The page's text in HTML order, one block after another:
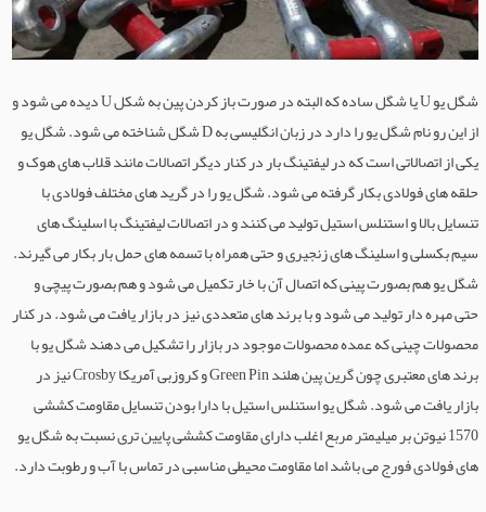
شگل یو U یا شگل ساده که البته در صورت باز کردن پین به شکل U دیده می شود و
از این رو نام شگل یو را دارد در زبان انگلیسی به D شگل شناخته می شود. شگل یو
یکی از اتصالاتی است که در لیفتینگ بار در کنار دیگر اتصالات مانند قلاب های هوک و
حلقه های فولادی بکار گرفته می شود. شگل یو را در گرید های مختلف فولادی با
تنسایل بالا و استنلس استیل تولید می کنند و در اتصالات لیفتینگ با اسلینگ های
سیم بکسلی و اسلینگ های زنجیری و حتی همراه با تسمه های حمل بار بکار می گیرند.
شگل یو هم بصورت پینی که اتصال آن با خار تکمیل می شود و هم بصورت پیچی و
حتی مهره دار تولید می شود و با برند های متعددی نیز در بازار یافت می شود. در کنار
محصولات چینی که عمده محصولات موجود در بازار را تشکیل می دهند شگل یو با
برند های معتبری چون گرین پین هلند Green Pin و کروزبی آمریکا Crosby نیز در
بازار یافت می شود. شگل یو استنلس استیل با دارا بودن تنسایل مقاومت کششی
1570 نیوتن بر میلیمتر مربع اغلب دارای مقاومت کششی پایین تری نسبت به شگل یو
های فولادی فورج می باشد اما مقاومت محیطی مناسبی در تماس با آب و رطوبت دارد.